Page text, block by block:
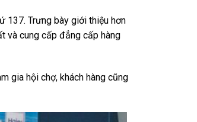
137. Trưng bày giới thiệu hơn
và cung cấp đẳng cấp hàng
gia hội chợ, khách hàng cũng